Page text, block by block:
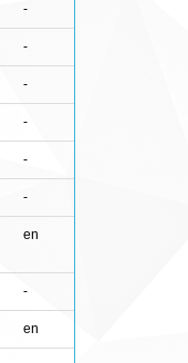
-
-
-
-
-
-
en
-
en